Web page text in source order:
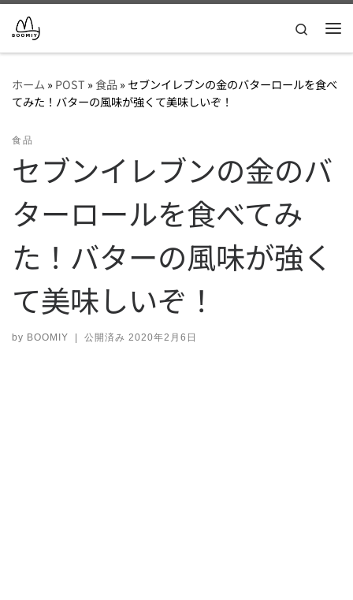
コンテンツへスキップ
Search
ホーム » POST »食品» セブンイレブンの金のバターロールを食べ
てみた！バターの風味が強くて美味しいぞ！
食品
セブンイレブンの金のバ
ターロールを食べてみ
た！バターの風味が強く
て美味しいぞ！
by BOOMIY 公開済み 2020年2月6日